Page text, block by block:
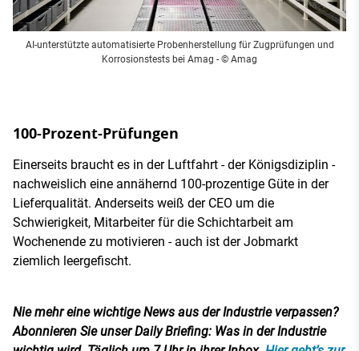
AI-unterstützte automatisierte Probenherstellung für Zugprüfungen und
Korrosionstests bei Amag - © Amag
100-Prozent-Prüfungen
Einerseits braucht es in der Luftfahrt - der Königsdiziplin -
nachweislich eine annähernd 100-prozentige Güte in der
Lieferqualität. Anderseits weiß der CEO um die
Schwierigkeit, Mitarbeiter für die Schichtarbeit am
Wochenende zu motivieren - auch ist der Jobmarkt
ziemlich leergefischt.
Nie mehr eine wichtige News aus der Industrie verpassen?
Abonnieren Sie unser Daily Briefing: Was in der Industrie